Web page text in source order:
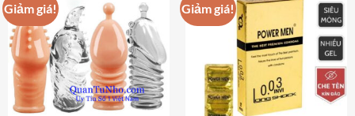
Giảm giá! Giảm giá!